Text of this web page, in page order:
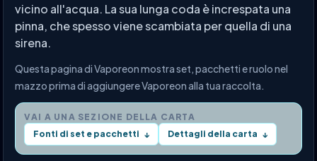
vicino all'acqua. La sua lunga coda è increspata una
pinna, che spesso viene scambiata per quella di una
sirena.
Questa pagina di Vaporeon mostra set, pacchetti e ruolo nel
mazzo prima di aggiungere Vaporeon alla tua raccolta.
VAI A UNA SEZIONE DELLA CARTA
Fonti di set e pacchetti ↓ Dettagli della carta ↓